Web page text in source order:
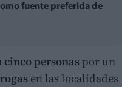
fuente preferida de
cinco personas por un
en las localidades